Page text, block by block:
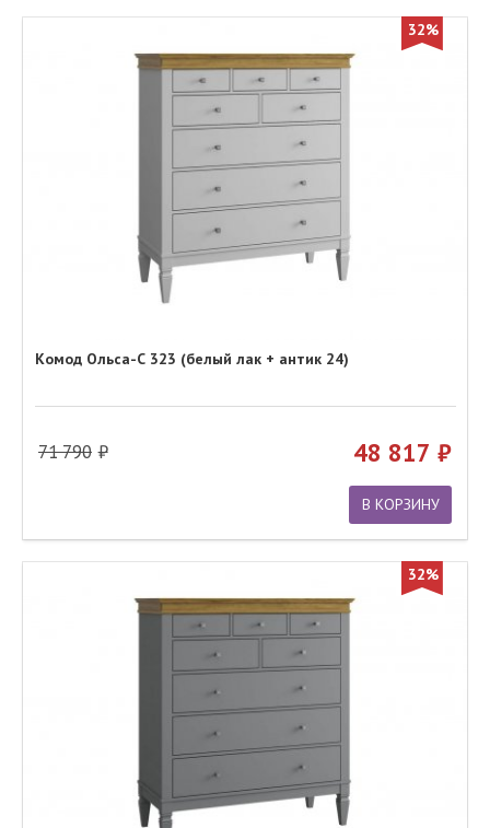
32%
Комод Ольса-С 323 (белый лак + антик 24)
71 790 48 817
В КОРЗИНУ
32%